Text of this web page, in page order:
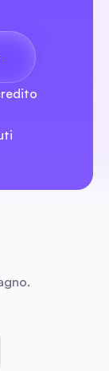
2026 per
per
scala. Scopri le
legali e di
consigli sulla
trasformare le
Twitter